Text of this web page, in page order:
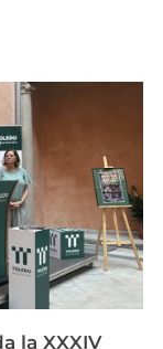
la XXXIV